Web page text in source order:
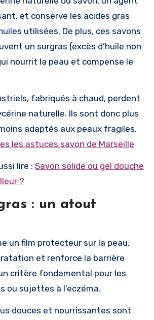
et conserve les acides gras
utilisées. De plus, ces savons
un surgras (excès d’huile non
nourrit la peau et compense le
fabriqués à chaud, perdent
naturelle. Ils sont donc plus
adaptés aux peaux fragiles.
les astuces savon de Marseille
lire : Savon solide ou gel douche
?
: un atout
un film protecteur sur la peau,
et renforce la barrière
critère fondamental pour les
ou sujettes à l’eczéma.
douces et nourrissantes sont